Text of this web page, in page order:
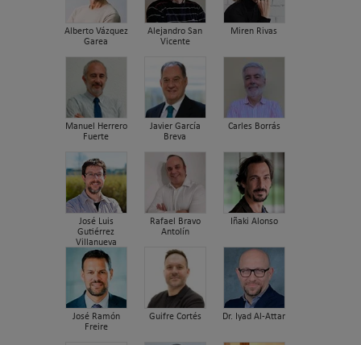
Alberto Vázquez
Garea
Alejandro San
Vicente
Miren Rivas
Manuel Herrero
Fuerte
Javier García
Breva
Carles Borrás
José Luis
Gutiérrez
Villanueva
Rafael Bravo
Antolín
Iñaki Alonso
José Ramón
Freire
Guifre Cortés Dr. Iyad Al-Attar